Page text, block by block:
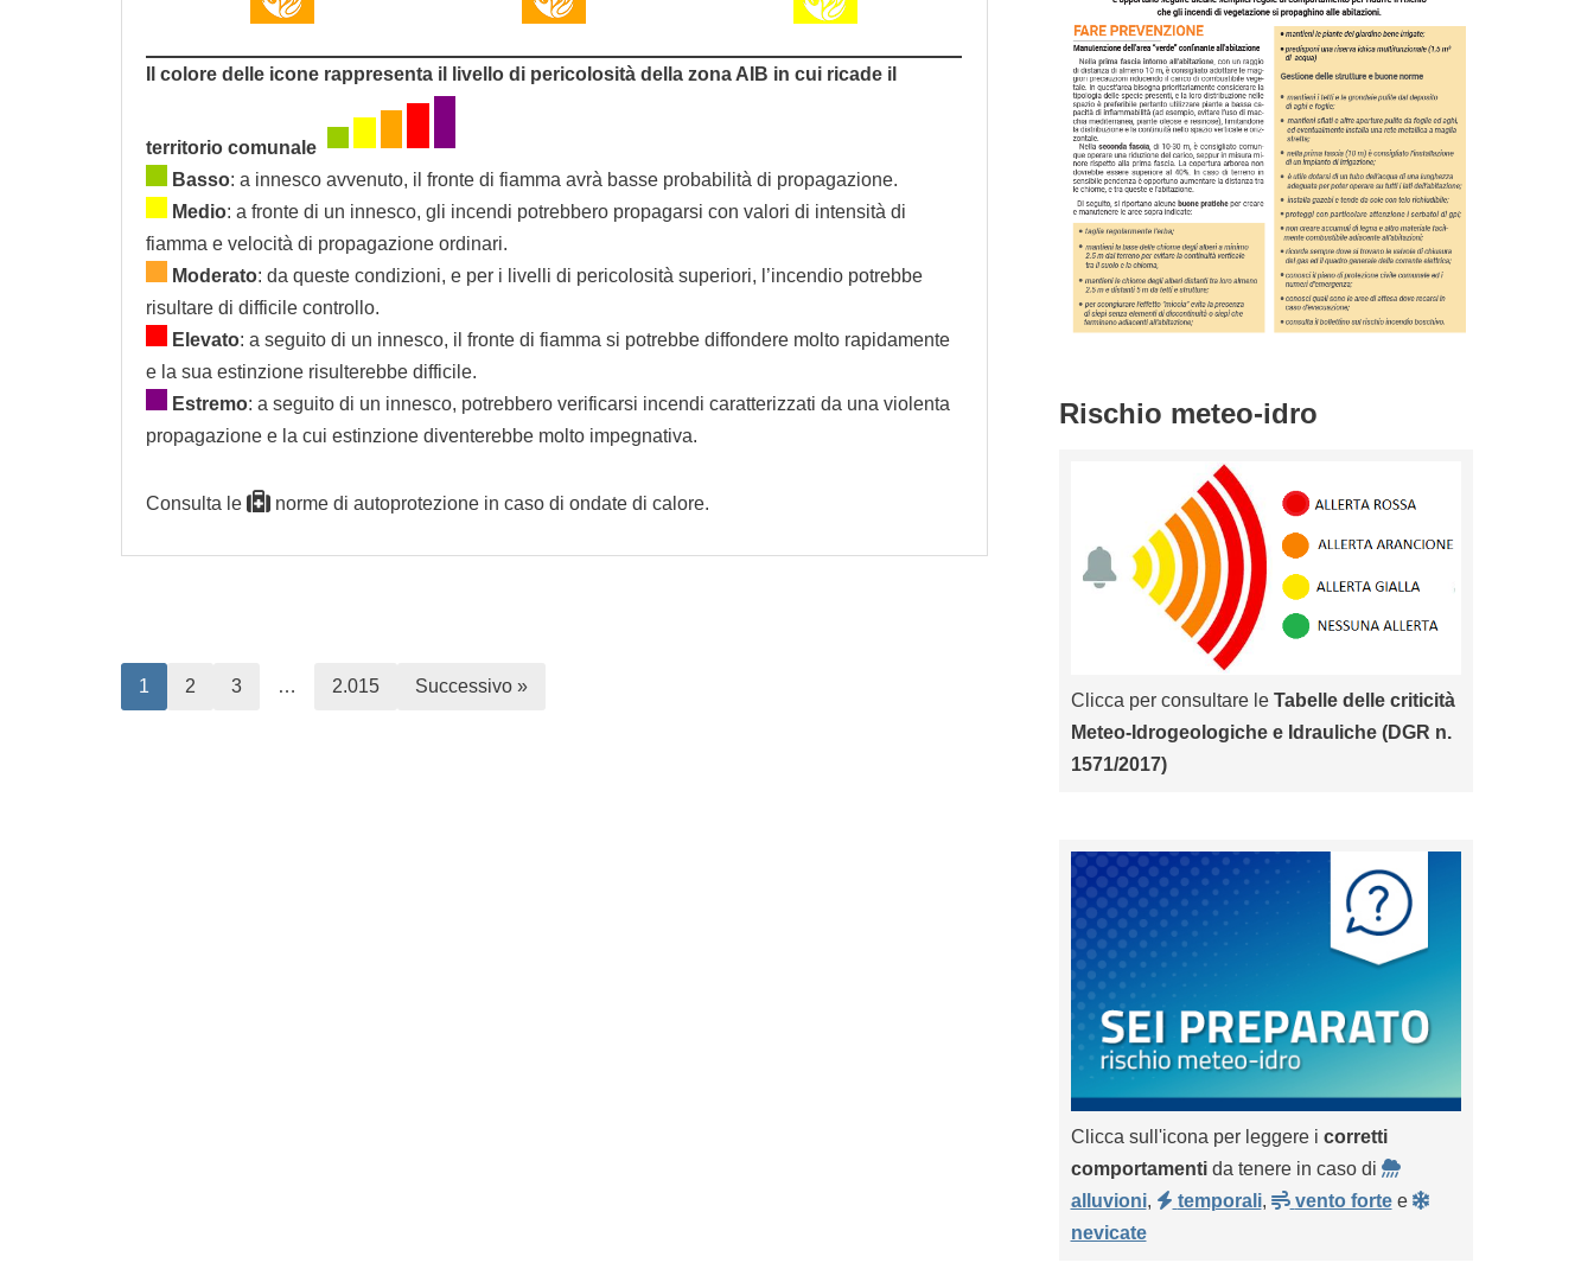
Il colore delle icone rappresenta il livello di pericolosità della zona AIB in cui ricade il
territorio comunale
Basso: a innesco avvenuto, il fronte di fiamma avrà basse probabilità di propagazione.
Medio: a fronte di un innesco, gli incendi potrebbero propagarsi con valori di intensità di
fiamma e velocità di propagazione ordinari.
Moderato: da queste condizioni, e per i livelli di pericolosità superiori, l’incendio potrebbe
risultare di difficile controllo.
Elevato: a seguito di un innesco, il fronte di fiamma si potrebbe diffondere molto rapidamente
e la sua estinzione risulterebbe difficile.
Estremo: a seguito di un innesco, potrebbero verificarsi incendi caratterizzati da una violenta
propagazione e la cui estinzione diventerebbe molto impegnativa.
Consulta le norme di autoprotezione in caso di ondate di calore.
1 2 3 … 2.015 Successivo »
Rischio meteo-idro
Clicca per consultare le Tabelle delle criticità
Meteo-Idrogeologiche e Idrauliche (DGR n.
1571/2017)
Clicca sull'icona per leggere i corretti
comportamentida tenere in caso di
alluvioni, temporali, vento fortee
nevicate